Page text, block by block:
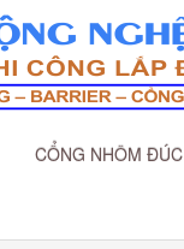
CỔNG NHÔM ĐÚC